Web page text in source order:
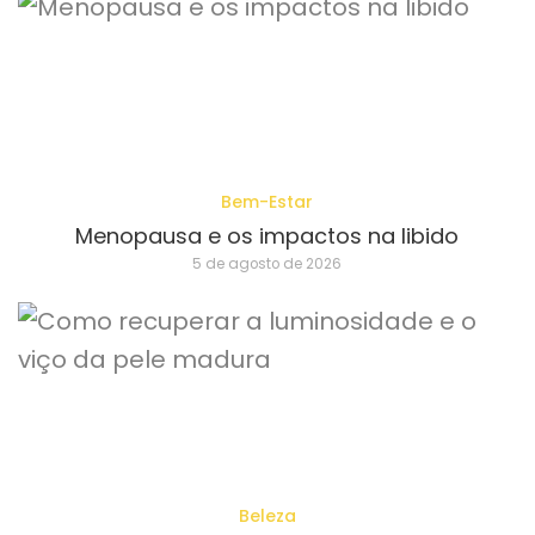
Bem-Estar
Menopausa e os impactos na libido
5 de agosto de 2026
Beleza